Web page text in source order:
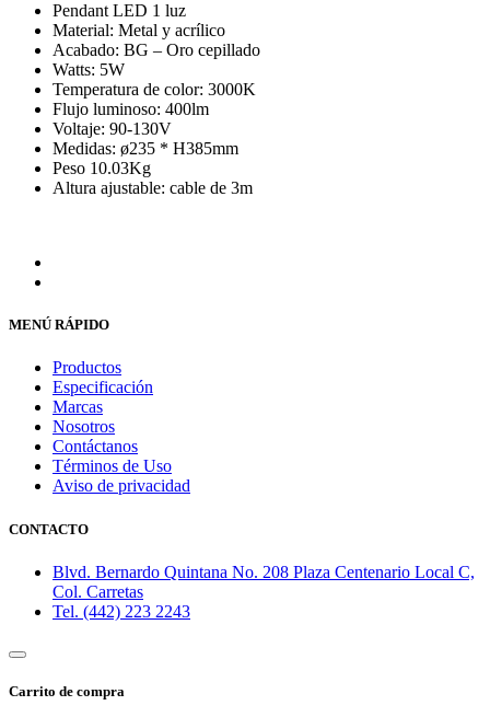
Pendant LED 1 luz
Material: Metal y acrílico
Acabado: BG – Oro cepillado
Watts: 5W
Temperatura de color: 3000K
Flujo luminoso: 400lm
Voltaje: 90-130V
Medidas: ø235 * H385mm
Peso 10.03Kg
Altura ajustable: cable de 3m
MENÚ RÁPIDO
Productos
Especificación
Marcas
Nosotros
Contáctanos
Términos de Uso
Aviso de privacidad
CONTACTO
Blvd. Bernardo Quintana No. 208 Plaza Centenario Local C,
Col. Carretas
Tel. (442) 223 2243
Carrito de compra